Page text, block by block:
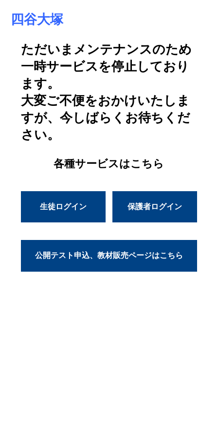
四谷大塚
ただいまメンテナンスのため
一時サービスを停止しており
ます。
大変ご不便をおかけいたしま
すが、今しばらくお待ちくだ
さい。
各種サービスはこちら
生徒ログイン 保護者ログイン
公開テスト申込、教材販売ページはこちら